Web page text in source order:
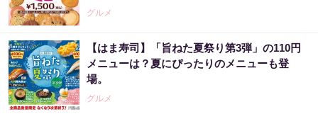
グルメ
【はま寿司】「旨ねた夏祭り第3弾」の110円
メニューは？夏にぴったりのメニューも登
場。
グルメ